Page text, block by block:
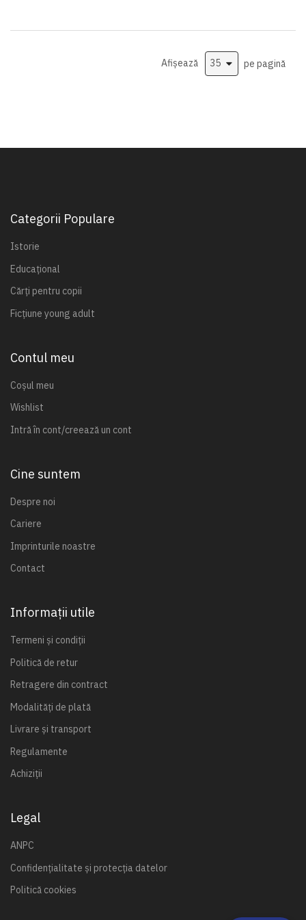
Afișează pe pagină
Categorii Populare
Istorie
Educațional
Cărți pentru copii
Ficțiune young adult
Contul meu
Coșul meu
Wishlist
Intră în cont/creează un cont
Cine suntem
Despre noi
Cariere
Imprinturile noastre
Contact
Informații utile
Termeni și condiții
Politică de retur
Retragere din contract
Modalități de plată
Livrare și transport
Regulamente
Achiziții
Legal
ANPC
Confidențialitate și protecția datelor
Politică cookies